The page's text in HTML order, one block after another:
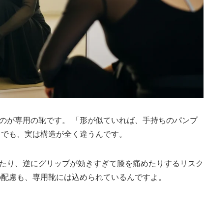
が専用の靴です。 「形が似ていれば、手持ちのパンプ
も、実は構造が全く違うんです。
り、逆にグリップが効きすぎて膝を痛めたりするリスク
慮も、専用靴には込められているんですよ。